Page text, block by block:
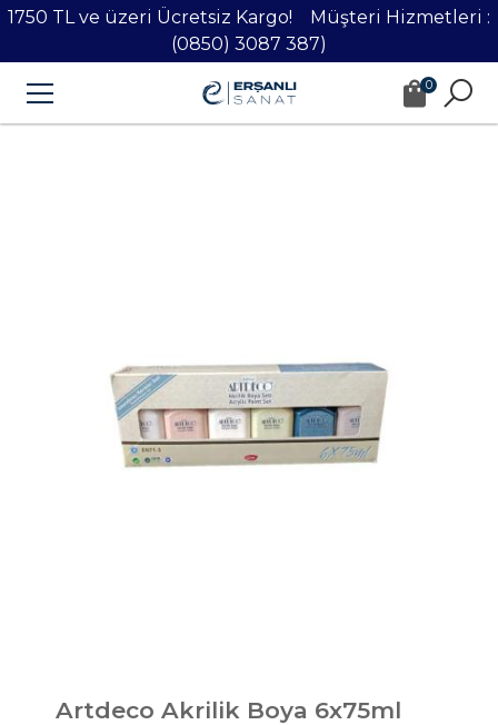
1750 TL ve üzeri Ücretsiz Kargo! Müşteri Hizmetleri :
(0850) 3087 387)
0
Artdeco Akrilik Boya 6x75ml